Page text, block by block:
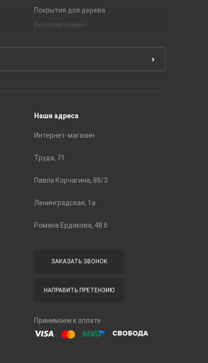
Покрытия для дерева
Бытовая химия
Наши адреса
Интернет-магазин
Труда, 71
Павла Корчагина, 88/3
Ленинградская, 1а
Романа Ердякова, 48 б
ЗАКАЗАТЬ ЗВОНОК
НАПРАВИТЬ ПРЕТЕНЗИЮ
Принимаем к оплате